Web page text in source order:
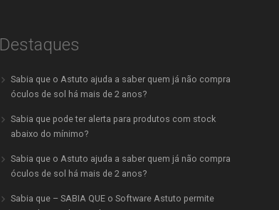
Destaques
Sabia que o Astuto ajuda a saber quem já não compra
óculos de sol há mais de 2 anos?
Sabia que pode ter alerta para produtos com stock
abaixo do mínimo?
Sabia que o Astuto ajuda a saber quem já não compra
óculos de sol há mais de 2 anos?
Sabia que – SABIA QUE o Software Astuto permite